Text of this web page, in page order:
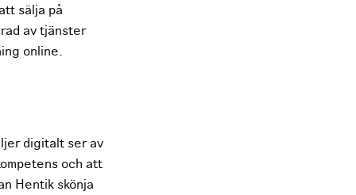
sälja på
av tjänster
online.
digitalt ser av
och att
Hentik skönja